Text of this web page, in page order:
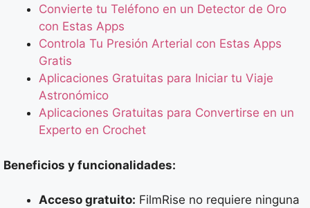
Convierte tu Teléfono en un Detector de Oro
con Estas Apps
Controla Tu Presión Arterial con Estas Apps
Gratis
Aplicaciones Gratuitas para Iniciar tu Viaje
Astronómico
Aplicaciones Gratuitas para Convertirse en un
Experto en Crochet
Beneficios y funcionalidades:
Acceso gratuito: FilmRise no requiere ninguna